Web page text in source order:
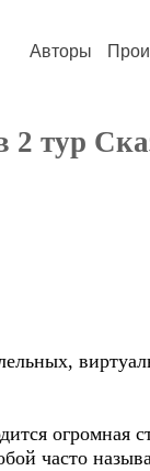
Авторы
2 тур
часто